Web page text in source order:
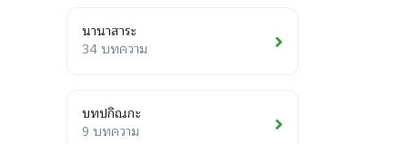
นานาสาระ
34 บทความ
บทปกิณกะ
9 บทความ